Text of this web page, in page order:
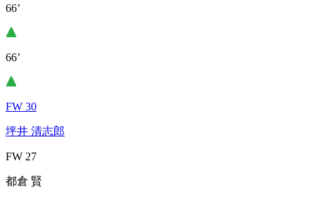
66’
66’
FW 30
坪井 清志郎
FW 27
都倉 賢